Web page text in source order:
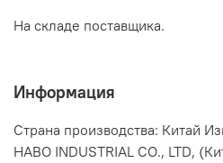
На складе поставщика.
Информация
Страна производства: Китай
HABO INDUSTRIAL CO., LTD,